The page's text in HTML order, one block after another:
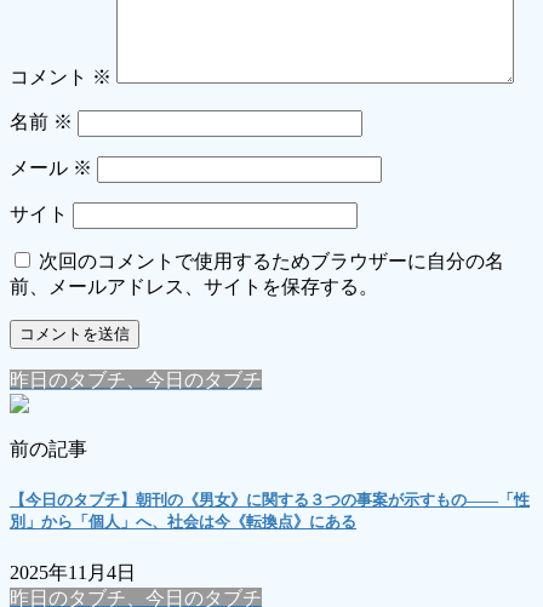
コメント ※
名前 ※
メール ※
サイト
次回のコメントで使用するためブラウザーに自分の名
前、メールアドレス、サイトを保存する。
昨日のタブチ、今日のタブチ
前の記事
【今日のタブチ】朝刊の《男女》に関する３つの事案が示すもの――「性
別」から「個人」へ、社会は今《転換点》にある
2025年11月4日
昨日のタブチ、今日のタブチ